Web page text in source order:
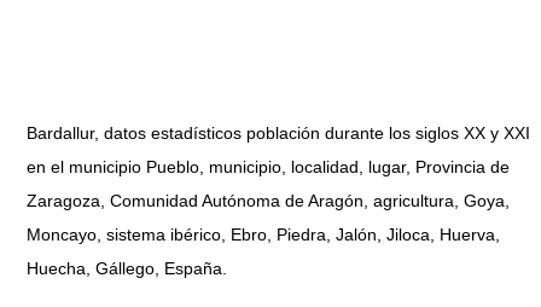
Bardallur, datos estadísticos población durante los siglos XX y XXI
en el municipio Pueblo, municipio, localidad, lugar, Provincia de
Zaragoza, Comunidad Autónoma de Aragón, agricultura, Goya,
Moncayo, sistema ibérico, Ebro, Piedra, Jalón, Jiloca, Huerva,
Huecha, Gállego, España.